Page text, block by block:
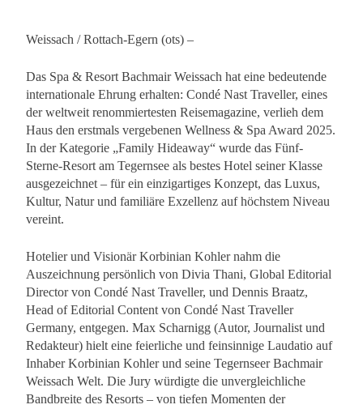
Weissach / Rottach-Egern (ots) –
Das Spa & Resort Bachmair Weissach hat eine bedeutende
internationale Ehrung erhalten: Condé Nast Traveller, eines
der weltweit renommiertesten Reisemagazine, verlieh dem
Haus den erstmals vergebenen Wellness & Spa Award 2025.
In der Kategorie „Family Hideaway“ wurde das Fünf-
Sterne-Resort am Tegernsee als bestes Hotel seiner Klasse
ausgezeichnet – für ein einzigartiges Konzept, das Luxus,
Kultur, Natur und familiäre Exzellenz auf höchstem Niveau
vereint.
Hotelier und Visionär Korbinian Kohler nahm die
Auszeichnung persönlich von Divia Thani, Global Editorial
Director von Condé Nast Traveller, und Dennis Braatz,
Head of Editorial Content von Condé Nast Traveller
Germany, entgegen. Max Scharnigg (Autor, Journalist und
Redakteur) hielt eine feierliche und feinsinnige Laudatio auf
Inhaber Korbinian Kohler und seine Tegernseer Bachmair
Weissach Welt. Die Jury würdigte die unvergleichliche
Bandbreite des Resorts – von tiefen Momenten der